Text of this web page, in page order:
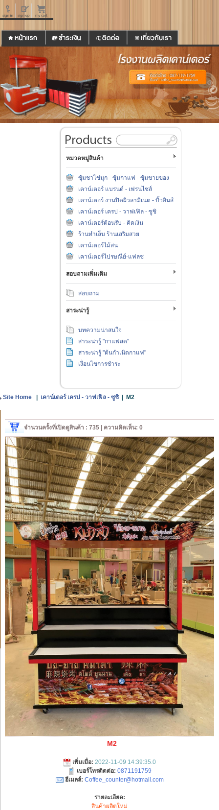
หมวดหมู่สินค้า
ซุ้มชาไข่มุก - ซุ้มกาแฟ - ซุ้มขายของ
เคาน์เตอร์ แบรนด์ - เฟรนไชส์
เคาน์เตอร์ งานปิดผิวลามิเนต - บิ้วอินส์
เคาน์เตอร์ เครป - วาฟเฟิล - ซูชิ
เคาน์เตอร์ต้อนรับ - คิดเงิน
ร้านทำเล็บ ร้านเสริมสวย
เคาน์เตอร์ไม้สน
เคาน์เตอร์ไปรษณีย์-แฟลช
สอบถามเพิ่มเติม
สอบถาม
สาระน่ารู้
บทความน่าสนใจ
สาระน่ารู้ "กาแฟสด"
สาระน่ารู้ "ต้นกำเนิดกาแฟ"
เงื่อนไขการชำระ
Site Home เคาน์เตอร์ เครป - วาฟเฟิล - ซูชิ M2
จำนวนครั้งที่เปิดดูสินค้า : 735 | ความคิดเห็น: 0
M2
เพิ่มเมื่อ: 2022-11-09 14:39:35.0
เบอร์โทรติดต่อ: 0871191759
อีเมลล์: Coffee_counter@hotmail.com
รายละเอียด:
สินค้าผลิตใหม่